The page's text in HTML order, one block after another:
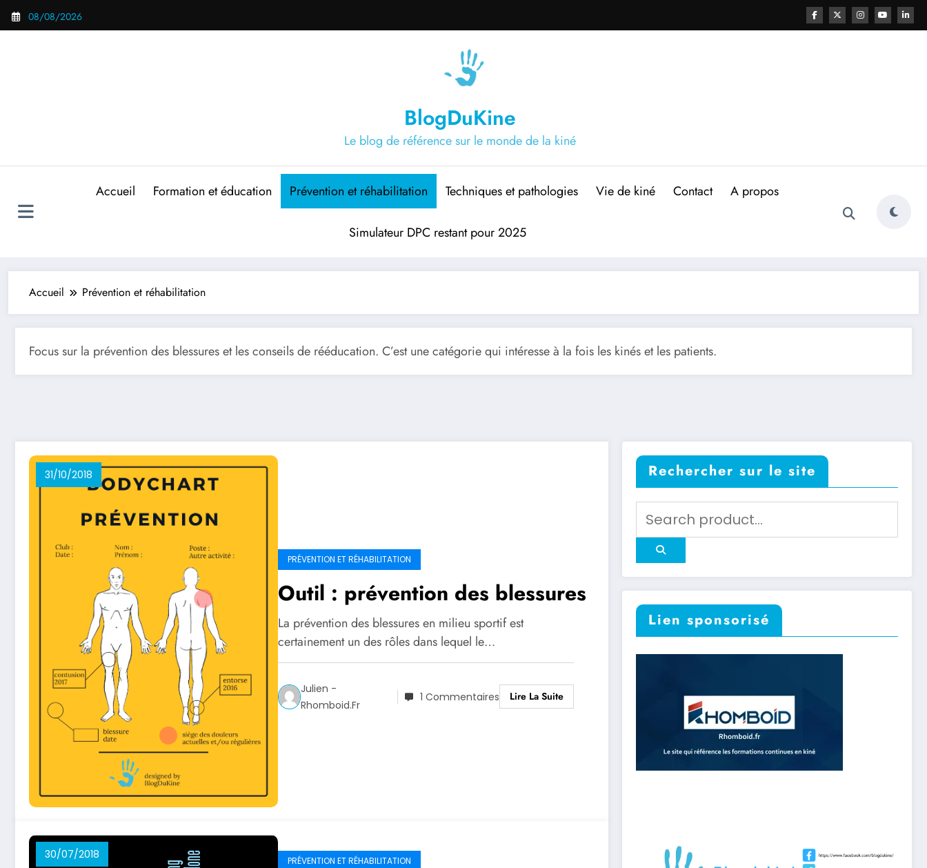
Aller
08/08/2026
BlogDuKine
Le blog de référence sur le monde de la kiné
Accueil Formation et éducation Prévention et réhabilitation Techniques et pathologies Vie de kiné Contact A propos
Simulateur DPC restant pour 2025
Accueil Prévention et réhabilitation
Focus sur la prévention des blessures et les conseils de rééducation. C’est une catégorie qui intéresse à la fois les kinés et les patients.
31/10/2018
PRÉVENTION ET RÉHABILITATION
Outil : prévention des blessures
La prévention des blessures en milieu sportif est
certainement un des rôles dans lequel le…
Julien -
Rhomboid.fr
1 Commentaires Lire La Suite
30/07/2018 PRÉVENTION ET RÉHABILITATION
Rechercher sur le site
Lien sponsorisé